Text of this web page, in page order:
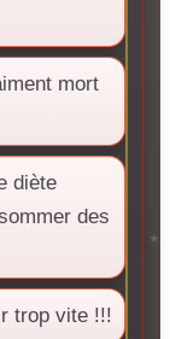
mort
diète
des
trop vite !!!